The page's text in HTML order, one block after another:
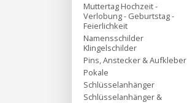
Muttertag Hochzeit -
Verlobung - Geburtstag -
Feierlichkeit
Namensschilder
Klingelschilder
Pins, Anstecker & Aufkleber
Pokale
Schlüsselanhänger
Schlüsselanhänger &